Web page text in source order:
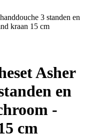
3 standen en
kraan 15 cm
Asher
en
-
cm